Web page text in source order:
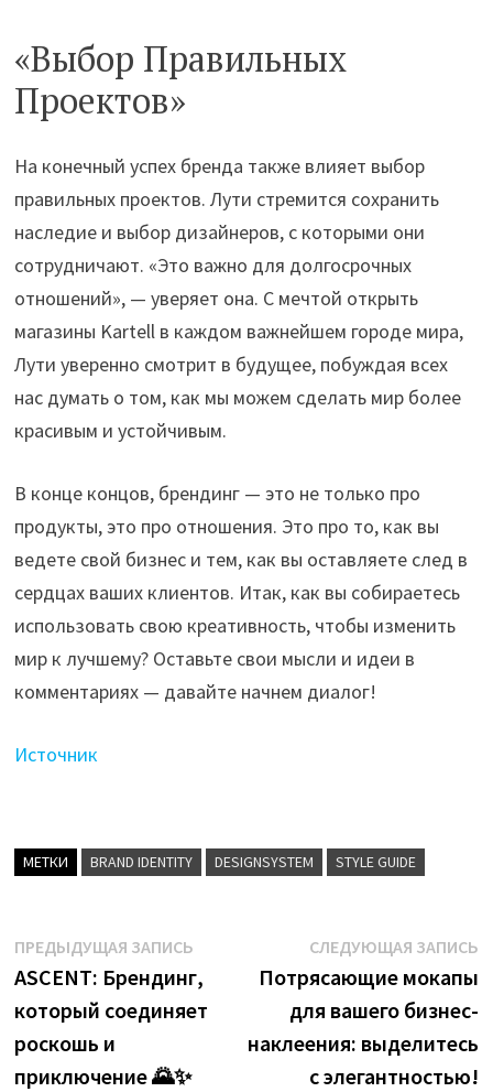
«Выбор Правильных
Проектов»
На конечный успех бренда также влияет выбор
правильных проектов. Лути стремится сохранить
наследие и выбор дизайнеров, с которыми они
сотрудничают. «Это важно для долгосрочных
отношений», — уверяет она. С мечтой открыть
магазины Kartell в каждом важнейшем городе мира,
Лути уверенно смотрит в будущее, побуждая всех
нас думать о том, как мы можем сделать мир более
красивым и устойчивым.
В конце концов, брендинг — это не только про
продукты, это про отношения. Это про то, как вы
ведете свой бизнес и тем, как вы оставляете след в
сердцах ваших клиентов. Итак, как вы собираетесь
использовать свою креативность, чтобы изменить
мир к лучшему? Оставьте свои мысли и идеи в
комментариях — давайте начнем диалог!
Источник
МЕТКИ BRAND IDENTITY DESIGNSYSTEM STYLE GUIDE
Навигация
по
записям
ПРЕДЫДУЩАЯ ЗАПИСЬ
запись:
ASCENT: Брендинг,
который соединяет
роскошь и
приключение 🌄✨
СЛЕДУЮЩАЯ ЗАПИСЬ
Потрясающие мокапы
для вашего бизнес-
наклеения: выделитесь
с элегантностью!